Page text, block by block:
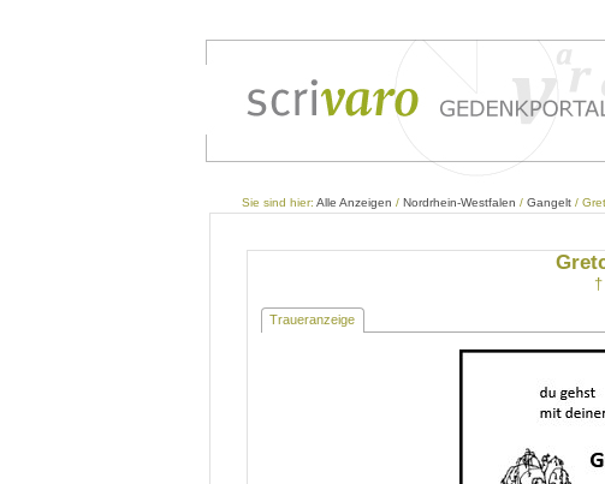
Sie sind hier: Alle Anzeigen / Nordrhein-Westfalen / Gangelt /
Traueranzeige